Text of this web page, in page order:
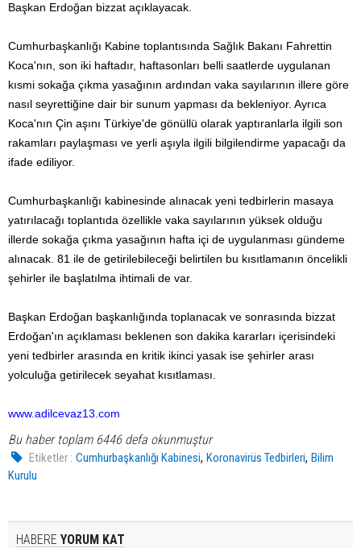
Başkan Erdoğan bizzat açıklayacak.
Cumhurbaşkanlığı Kabine toplantısında Sağlık Bakanı Fahrettin
Koca'nın, son iki haftadır, haftasonları belli saatlerde uygulanan
kısmi sokağa çıkma yasağının ardından vaka sayılarının illere göre
nasıl seyrettiğine dair bir sunum yapması da bekleniyor. Ayrıca
Koca'nın Çin aşını Türkiye'de gönüllü olarak yaptıranlarla ilgili son
rakamları paylaşması ve yerli aşıyla ilgili bilgilendirme yapacağı da
ifade ediliyor.
Cumhurbaşkanlığı kabinesinde alınacak yeni tedbirlerin masaya
yatırılacağı toplantıda özellikle vaka sayılarının yüksek olduğu
illerde sokağa çıkma yasağının hafta içi de uygulanması gündeme
alınacak. 81 ile de getirilebileceği belirtilen bu kısıtlamanın öncelikli
şehirler ile başlatılma ihtimali de var.
Başkan Erdoğan başkanlığında toplanacak ve sonrasında bizzat
Erdoğan'ın açıklaması beklenen son dakika kararları içerisindeki
yeni tedbirler arasında en kritik ikinci yasak ise şehirler arası
yolculuğa getirilecek seyahat kısıtlaması.
www.adilcevaz13.com
Bu haber toplam 6446 defa okunmuştur
Etiketler : Cumhurbaşkanlığı Kabinesi,Koronavirüs Tedbirleri,Bilim
Kurulu
HABERE YORUM KAT